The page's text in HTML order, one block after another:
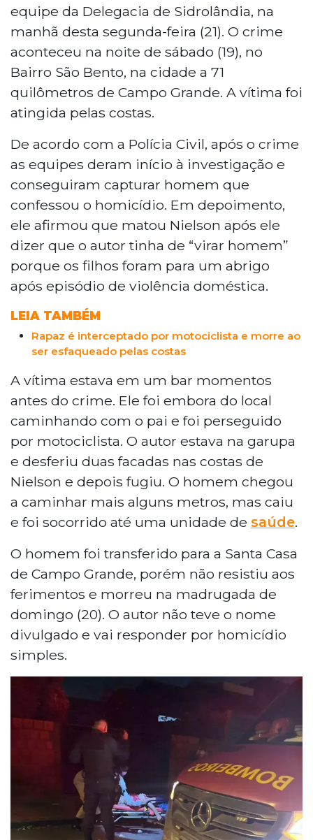
equipe da Delegacia de Sidrolândia, na
manhã desta segunda-feira (21). O crime
aconteceu na noite de sábado (19), no
Bairro São Bento, na cidade a 71
quilômetros de Campo Grande. A vítima foi
atingida pelas costas.
De acordo com a Polícia Civil, após o crime
as equipes deram início à investigação e
conseguiram capturar homem que
confessou o homicídio. Em depoimento,
ele afirmou que matou Nielson após ele
dizer que o autor tinha de “virar homem”
porque os filhos foram para um abrigo
após episódio de violência doméstica.
LEIA TAMBÉM
Rapaz é interceptado por motociclista e morre ao
ser esfaqueado pelas costas
A vítima estava em um bar momentos
antes do crime. Ele foi embora do local
caminhando com o pai e foi perseguido
por motociclista. O autor estava na garupa
e desferiu duas facadas nas costas de
Nielson e depois fugiu. O homem chegou
a caminhar mais alguns metros, mas caiu
e foi socorrido até uma unidade de saúde.
O homem foi transferido para a Santa Casa
de Campo Grande, porém não resistiu aos
ferimentos e morreu na madrugada de
domingo (20). O autor não teve o nome
divulgado e vai responder por homicídio
simples.